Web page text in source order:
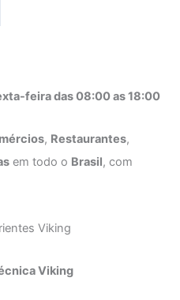
feira das 08:00 as 18:00
, Restaurantes,
em todo o Brasil, com
Viking
Viking